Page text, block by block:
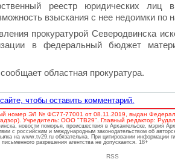
реестр юридических лиц
взыскания с нее недоимки по
прокуратурой Северодвинска
в федеральный бюджет
областная прокуратура.
чтобы оставить комментарий.
номер ЭЛ № ФС77-77001 от 08.11.2019, выдан
Учредитель: ООО "ТВ29". Главный редактор:
новости поморья, происшествия в Архангельске, мэрия
с российским и международным законодательством об
на www.tv29.ru обязательна. При цитировании информации
разрешения агентства не допускается. 18+
RSS